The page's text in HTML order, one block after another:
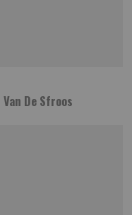
De Sfroos